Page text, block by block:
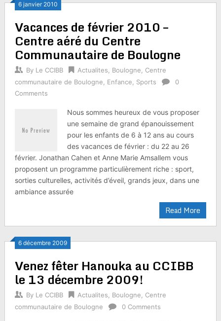
6 janvier 2010
Vacances de février 2010 –
Centre aéré du Centre
Communautaire de Boulogne
By Le CCIBB Actualites Boulogne
Centre
communautaire de Boulogne
Enfance Sports
0
Comments
Nous sommes heureux de vous proposer
une semaine de grand épanouissement
pour les enfants de 6 à 12 ans au cours
des vacances de février : du 22 au 26
février. Jonathan Cahen et Anne Marie Amsallem vous
proposent un programme particulièrement riche : sport,
sorties culturelles, activités d’éveil, grands jeux, dans une
ambiance assurée
Read More
6 décembre 2009
Venez fêter Hanouka au CCIBB
le 13 décembre 2009!
By Le CCIBB Actualites Boulogne
Centre
communautaire de Boulogne
0 Comments